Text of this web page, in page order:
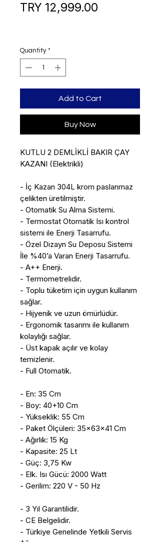
TRY 12,999.00
Quantity *
Add to Cart
Buy Now
KUTLU 2 DEMLİKLİ BAKIR ÇAY
KAZANI (Elektrikli)
- İç Kazan 304L krom paslanmaz
çelikten üretilmiştir.
- Otomatik Su Alma Sistemi.
- Termostat Otomatik Isı kontrol
sistemi ile Enerji Tasarrufu.
- Özel Dizayn Su Deposu Sistemi
İle %40’a Varan Enerji Tasarrufu.
- A++ Enerji.
- Termometrelidir.
- Toplu tüketim için uygun kullanım
sağlar.
- Hijyenik ve uzun ömürlüdür.
- Ergonomik tasarımı ile kullanım
kolaylığı sağlar.
- Üst kapak açılır ve kolay
temizlenir.
- Full Otomatik.
- En: 35 Cm
- Boy: 40+10 Cm
- Yükseklik: 55 Cm
- Paket Ölçüleri: 35x63x41 Cm
- Ağırlık: 15 Kg
- Kapasite: 25 Lt
- Güç: 3,75 Kw
- Elk. Isı Gücü: 2000 Watt
- Gerilim: 220 V - 50 Hz
- 3 Yıl Garantilidir.
- CE Belgelidir.
- Türkiye Genelinde Yetkili Servis